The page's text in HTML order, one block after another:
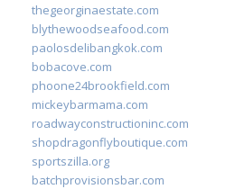
thegeorginaestate.com
blythewoodseafood.com
paolosdelibangkok.com
bobacove.com
phoone24brookfield.com
mickeybarmama.com
roadwayconstructioninc.com
shopdragonflyboutique.com
sportszilla.org
batchprovisionsbar.com